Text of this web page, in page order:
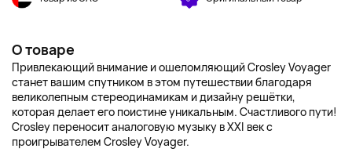
О товаре
Привлекающий внимание и ошеломляющий Crosley Voyager
станет вашим спутником в этом путешествии благодаря
великолепным стереодинамикам и дизайну решётки,
которая делает его поистине уникальным. Счастливого пути!
Crosley переносит аналоговую музыку в XXI век с
проигрывателем Crosley Voyager.